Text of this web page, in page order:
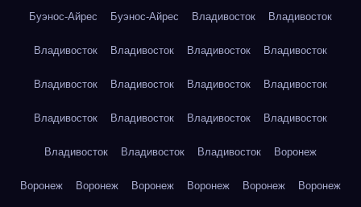
Буэнос-Айрес Буэнос-Айрес Владивосток Владивосток
Владивосток Владивосток Владивосток Владивосток
Владивосток Владивосток Владивосток Владивосток
Владивосток Владивосток Владивосток Владивосток
Владивосток Владивосток Владивосток Воронеж
Воронеж Воронеж Воронеж Воронеж Воронеж Воронеж